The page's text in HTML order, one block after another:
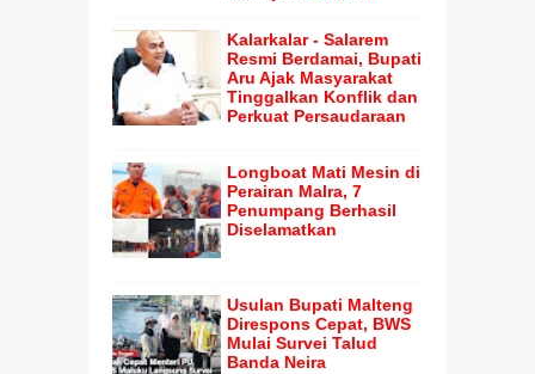
Kalarkalar - Salarem
Resmi Berdamai, Bupati
Aru Ajak Masyarakat
Tinggalkan Konflik dan
Perkuat Persaudaraan
Longboat Mati Mesin di
Perairan Malra, 7
Penumpang Berhasil
Diselamatkan
Usulan Bupati Malteng
Direspons Cepat, BWS
Mulai Survei Talud
Banda Neira